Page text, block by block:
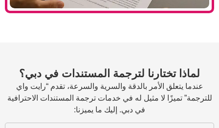
لترجمة المستندات في دبي؟
بالدقة والسرية والسرعة، تقدم “رايت واي
مثيل له في خدمات ترجمة المستندات الاحترافية
في دبي. إليك ما يميزنا: